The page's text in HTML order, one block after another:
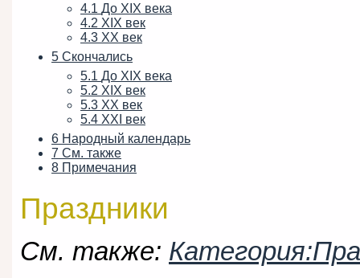
4.1 До XIX века
4.2 XIX век
4.3 XX век
5 Скончались
5.1 До XIX века
5.2 XIX век
5.3 XX век
5.4 XXI век
6 Народный календарь
7 См. также
8 Примечания
Праздники
См. также: